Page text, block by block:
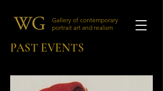
Gallery of contemporary
portrait art and realism
PAST EVENTS